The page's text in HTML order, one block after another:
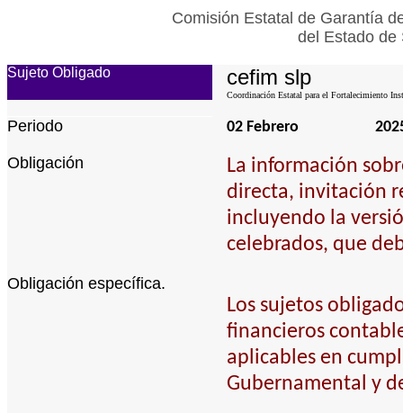
Comisión Estatal de Garantía
del Estado de
Sujeto Obligado cefim slp
Coordinación Estatal para el Fortalecimiento
Periodo 02 Febrero
Obligación
La información
directa, invitación
incluyendo la
celebrados, que
Obligación específica.
Los sujetos
financieros
aplicables en
Gubernamental y